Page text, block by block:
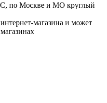
по Москве и МО круглый
магазина и может